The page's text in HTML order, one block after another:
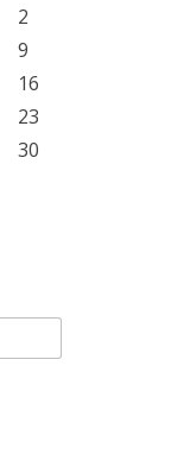
2
9
16
23
30